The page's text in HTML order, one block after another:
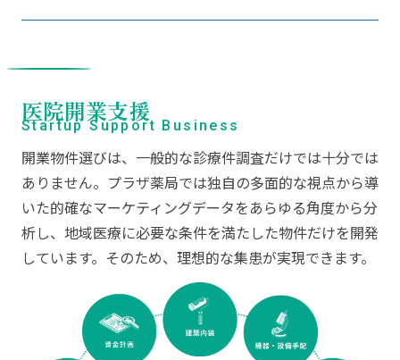
医院開業支援
Startup Support Business
開業物件選びは、一般的な診療件調査だけでは十分では
ありません。プラザ薬局では独自の多面的な視点から導
いた的確なマーケティングデータをあらゆる角度から分
析し、地域医療に必要な条件を満たした物件だけを開発
しています。そのため、理想的な集患が実現できます。